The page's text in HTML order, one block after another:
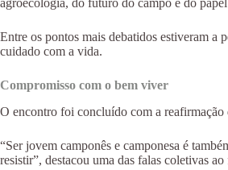
Entre os pontos mais debatidos estiveram a
cuidado com a vida.
Compromisso com o bem viver
O encontro foi concluído com a
“Ser jovem camponês e camponesa é
resistir”, destacou uma das falas coletivas